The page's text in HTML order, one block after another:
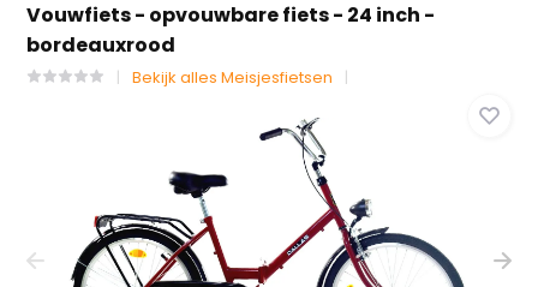
Vouwfiets - opvouwbare fiets - 24 inch -
bordeauxrood
Bekijk alles Meisjesfietsen